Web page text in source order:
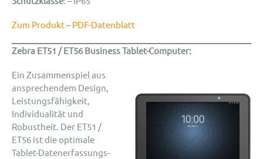
Zum Produkt–PDF-Datenblatt
Zebra ET51 / ET56 Business Tablet-Computer:
Ein Zusammenspiel aus
ansprechendem Design,
Leistungsfähigkeit,
Individualität und
Robustheit. Der ET51 /
ET56 ist die optimale
Tablet-Datenerfassungs-